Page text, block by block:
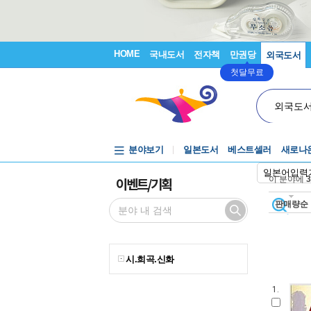
HOME 국내도서 전자책 만권당
첫달무료
외국도서
외국도
일본어입력
분야보기 일본도서 베스트셀러 새로나
이벤트/기획
시.희곡.신화
이 분야에
판매량순
1.